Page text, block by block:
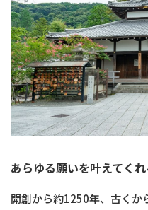
あらゆる願いを叶えてく
開創から約1250年、古くか